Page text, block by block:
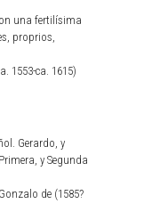
una fertilísima
proprios,
1553-ca. 1615)
Gerardo, y
y Segunda
de (1585?